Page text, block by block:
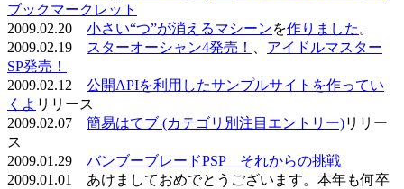
ブックマークレット
2009.02.20 小さい“つ”が消えるマシーンを作りました 。
2009.02.19
スターオーシャン4発売！
アイドルマスター
SP発売！
2009.02.12 公開APIを利用したサンプルサイトを作ってい
くよ リリース
2009.02.07 簡易はてブ (カテゴリ別注目エントリー)リリー
ス
2009.01.29 バンブーブレードPSP それからの挑戦
2009.01.01 あけましておめでとうございます。本年も何卒